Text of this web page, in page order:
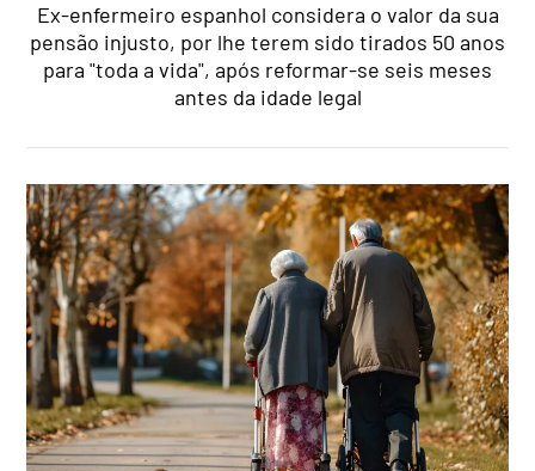
Ex-enfermeiro espanhol considera o valor da sua
pensão injusto, por lhe terem sido tirados 50 anos
para "toda a vida", após reformar-se seis meses
antes da idade legal